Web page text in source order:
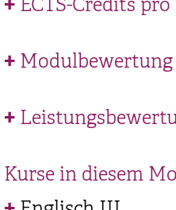
ECTS-Credits
Modulbewertung
Kurse in diesem